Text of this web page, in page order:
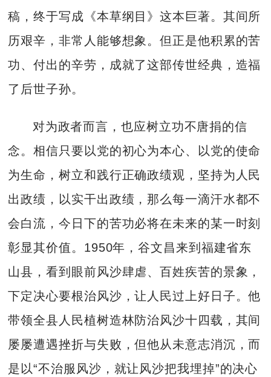
稿，终于写成《本草纲目》这本巨著。其间所
历艰辛，非常人能够想象。但正是他积累的苦
功、付出的辛劳，成就了这部传世经典，造福
了后世子孙。
对为政者而言，也应树立功不唐捐的信
念。相信只要以党的初心为本心、以党的使命
为生命，树立和践行正确政绩观，坚持为人民
出政绩，以实干出政绩，那么每一滴汗水都不
会白流，今日下的苦功必将在未来的某一时刻
彰显其价值。1950年，谷文昌来到福建省东
山县，看到眼前风沙肆虐、百姓疾苦的景象，
下定决心要根治风沙，让人民过上好日子。他
带领全县人民植树造林防治风沙十四载，其间
屡屡遭遇挫折与失败，但他从未意志消沉，而
是以“不治服风沙，就让风沙把我埋掉”的决心